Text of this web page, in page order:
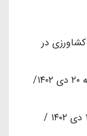
کشاورزی در
نرخ ارز ، دلار، سکه ، طلا امروز چهارشنبه ۲۰ دی ۱۴۰۲/
قیمت طلا، سکه و دلار امروز سه‌شنبه ۱۹ دی ۱۴۰۲ /